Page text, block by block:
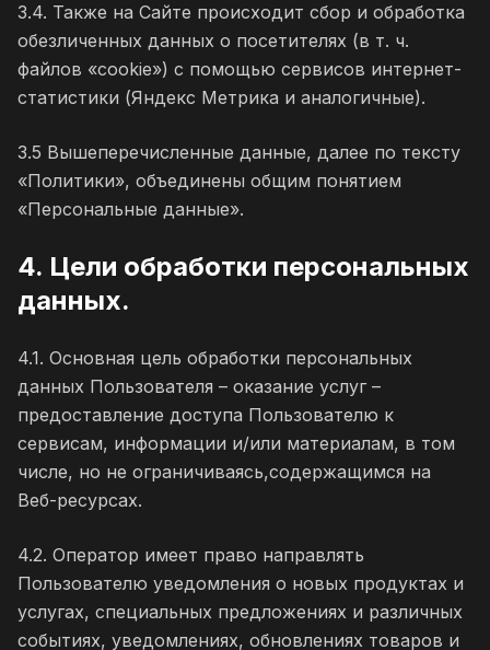
3.4. Также на Сайте происходит сбор и обработка
обезличенных данных о посетителях (в т. ч.
файлов «cookie») с помощью сервисов интернет-
статистики (Яндекс Метрика и аналогичные).
3.5 Вышеперечисленные данные, далее по тексту
«Политики», объединены общим понятием
«Персональные данные».
4. Цели обработки персональных
данных.
4.1. Основная цель обработки персональных
данных Пользователя – оказание услуг –
предоставление доступа Пользователю к
сервисам, информации и/или материалам, в том
числе, но не ограничиваясь,содержащимся на
Веб-ресурсах.
4.2. Оператор имеет право направлять
Пользователю уведомления о новых продуктах и
услугах, специальных предложениях и различных
событиях, уведомлениях, обновлениях товаров и